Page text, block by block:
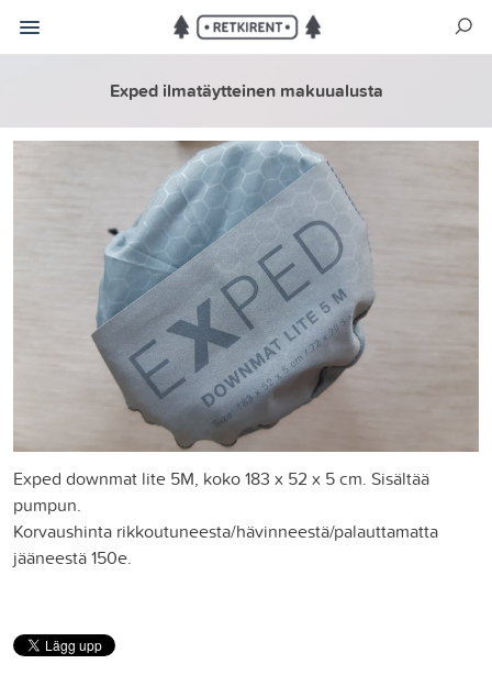
Exped ilmatäytteinen makuualusta
Exped downmat lite 5M, koko 183 x 52 x 5 cm. Sisältää
pumpun.
Korvaushinta rikkoutuneesta/hävinneestä/palauttamatta
jääneestä 150e.